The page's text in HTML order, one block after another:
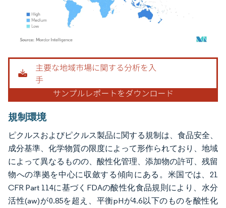
画像 © Mordor Intelligence。再利用にはCC BY 4.0の表示が必要です。
規制環境
ピクルスおよびピクルス製品に関する規制は、食品安全、
成分基準、化学物質の限度によって形作られており、地域
によって異なるものの、酸性化管理、添加物の許可、残留
物への準拠を中心に収斂する傾向にある。米国では、21
CFR Part 114に基づくFDAの酸性化食品規則により、水分
活性(aw)が0.85を超え、平衡pHが4.6以下のものを酸性化